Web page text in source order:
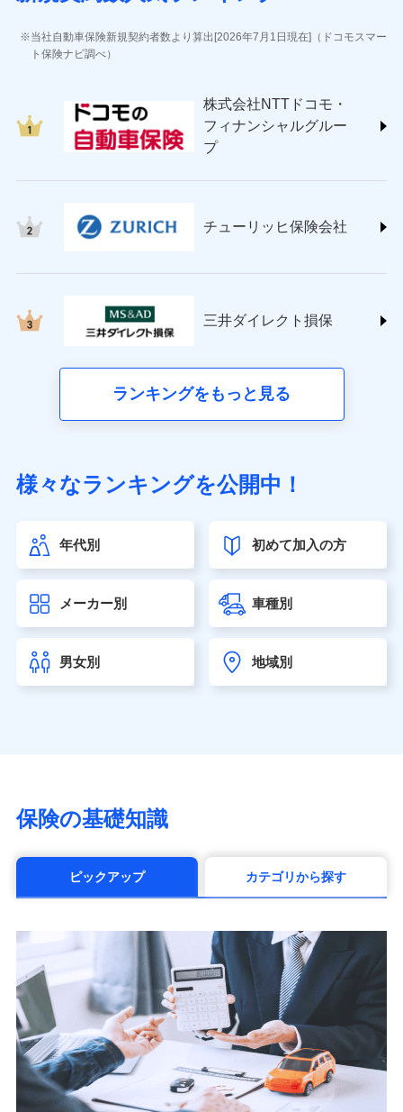
ソニー損害保険株式会社
(https://www.sonysonpo.co.jp/)
ＳＯＭＰＯダイレクト損害保険株式会社
(https://www.sompo-direct.co.jp/)
チューリッヒ保険会社 (https://www.zurich.co.jp/)
(https://www.nisshinfire.co.jp/)
(https://www.petfamilyins.co.jp/)
ins.com/)
三井ダイレクト損害保険株式会社
（https://www.sonylife.co.jp）
第一ネオ生命保険株式会社（https://neofirst.co.jp/）
大樹生命保険株式会社（https://www.taiju-life.co.jp）
seimei.co.jp）
チューリッヒ生命保険株式会社
東京海上日動あんしん生命保険株式会社
（https://www.tmn-anshin.co.jp/）
マニュライフ生命保険株式会社
（https://www.manulife.co.jp/）
（https://www.msa-life.co.jp/）
メットライフ生命株式会社(https://www.metlife.co.jp/)
■少額短期保険
株式会社アシロ少額短期保険 (https://kailash.co.jp/)
SBIいきいき少額短期保険会社 (https://www.i-
sedai.com/)
SBIペット少額短期保険株式会社 (https://www.sbipet-
ssi.co.jp/)
SBIリスタ少額短期保険会社
(https://www.jishin.co.jp/)
当社自動車保険新規契約者数より算出[2026年7月1日現在]（ドコモスマー
ト保険ナビ調べ）
株式会社NTTドコモ・
フィナンシャルグルー
プ
チューリッヒ保険会社
三井ダイレクト損保
ランキングをもっと見る
様々なランキングを公開中！
年代別 初めて加入の方
メーカー別 車種別
男女別 地域別
保険の基礎知識
ピックアップ カテゴリから探す